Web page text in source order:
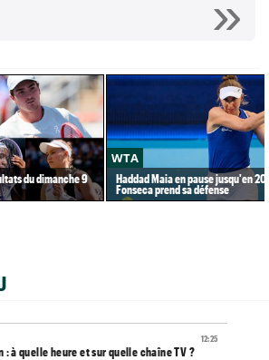
du dimanche 9
WTA
Haddad Maia en pause jusqu'en
Fonseca prend sa défense
12:25
: à quelle heure et sur quelle chaîne TV ?